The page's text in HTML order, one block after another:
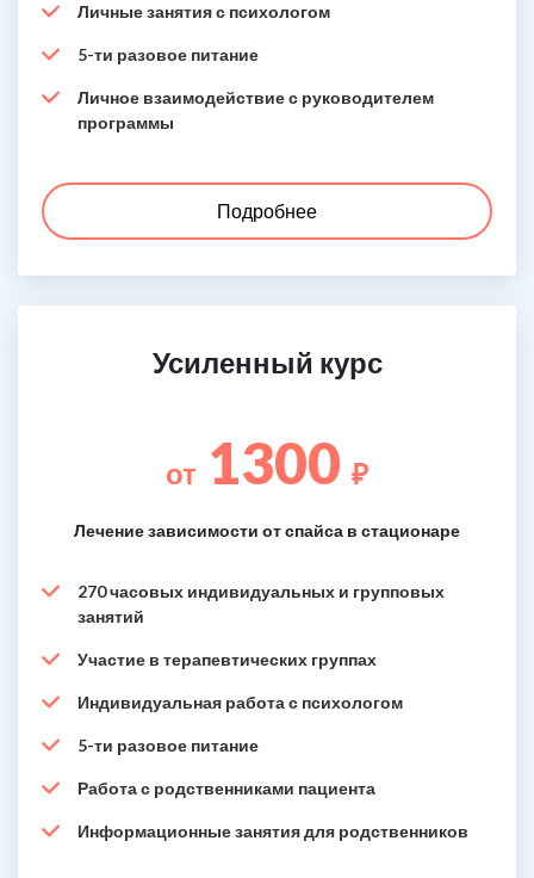
Личные занятия с психологом
5-ти разовое питание
Личное взаимодействие с руководителем
программы
Подробнее
Усиленный курс
от 1300 ₽
Лечение зависимости от спайса в стационаре
270 часовых индивидуальных и групповых
занятий
Участие в терапевтических группах
Индивидуальная работа с психологом
5-ти разовое питание
Работа с родственниками пациента
Информационные занятия для родственников